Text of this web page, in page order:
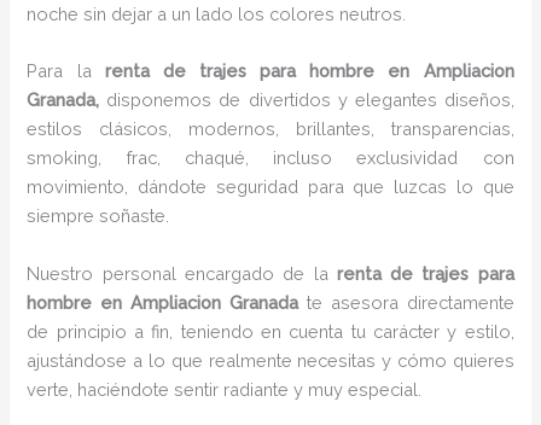
noche sin dejar a un lado los colores neutros.
Para la renta de trajes para hombre
en Ampliacion
Granada, disponemos de divertidos y elegantes diseños,
estilos clásicos, modernos, brillantes, transparencias,
smoking, frac, chaqué, incluso exclusividad con
movimiento, dándote seguridad para que luzcas lo que
siempre soñaste.
Nuestro personal encargado de la renta de trajes para
hombre en Ampliacion Granadate asesora directamente
de principio a fin, teniendo en cuenta tu carácter y estilo,
ajustándose a lo que realmente necesitas y cómo quieres
verte, haciéndote sentir radiante y muy especial.